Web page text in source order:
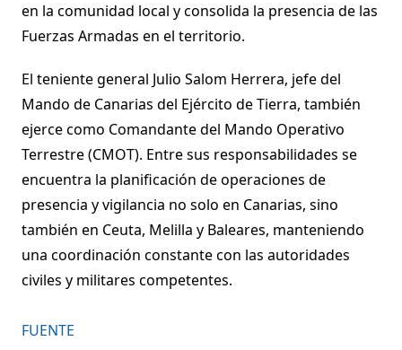
en la comunidad local y consolida la presencia de las
Fuerzas Armadas en el territorio.
El teniente general Julio Salom Herrera, jefe del
Mando de Canarias del Ejército de Tierra, también
ejerce como Comandante del Mando Operativo
Terrestre (CMOT). Entre sus responsabilidades se
encuentra la planificación de operaciones de
presencia y vigilancia no solo en Canarias, sino
también en Ceuta, Melilla y Baleares, manteniendo
una coordinación constante con las autoridades
civiles y militares competentes.
FUENTE